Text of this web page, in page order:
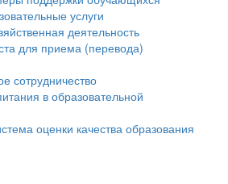
услуги
деятельность
для приема (перевода)
сотрудничество
в образовательной
оценки качества образования